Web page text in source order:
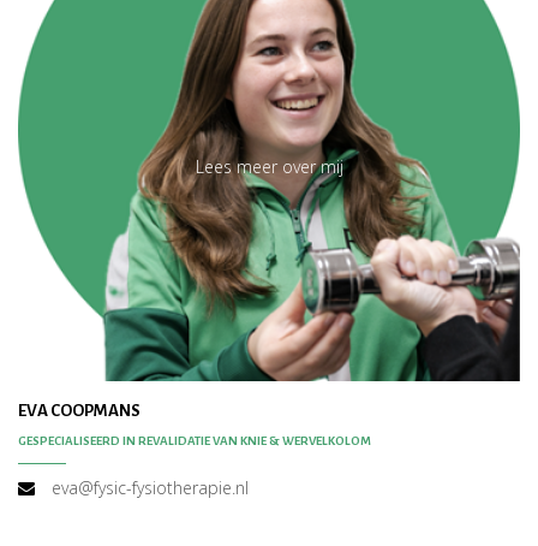
Lees meer over mij
EVA COOPMANS
GESPECIALISEERD IN REVALIDATIE VAN KNIE & WERVELKOLOM
eva@fysic-fysiotherapie.nl